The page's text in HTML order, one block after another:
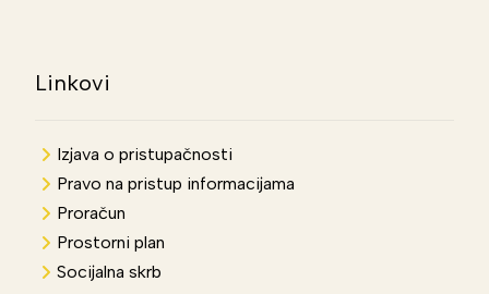
Linkovi
Izjava o pristupačnosti
Pravo na pristup informacijama
Proračun
Prostorni plan
Socijalna skrb